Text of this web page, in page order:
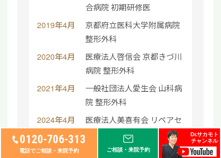
0120-706-313
電話でご相談・来院予約 ご相談・来院予約
Dr.サカモト
チャンネル
合病院 初期研修医
2019年4月
京都府立医科大学附属病院
整形外科
2020年4月
医療法人啓信会 京都きづ川
病院 整形外科
2021年4月
一般社団法人愛生会 山科病
院 整形外科
2024年4月
医療法人美喜有会 リペアセ
ルクリニック大阪院 院長